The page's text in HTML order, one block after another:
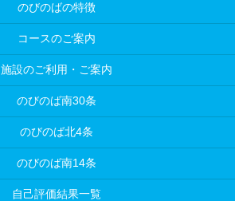
のびのばの特徴
コースのご案内
施設のご利用・ご案内
のびのば南30条
のびのば北4条
のびのば南14条
自己評価結果一覧